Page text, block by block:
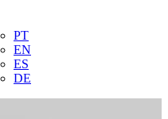
PT
EN
ES
DE